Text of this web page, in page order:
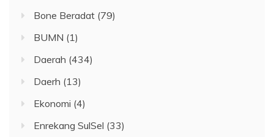
Bone Beradat (79)
BUMN (1)
Daerah (434)
Daerh (13)
Ekonomi (4)
Enrekang SulSel (33)